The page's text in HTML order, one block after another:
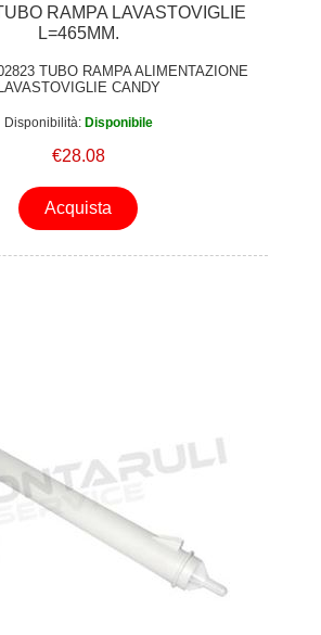
RAMPA LAVASTOVIGLIE
L=465MM.
TUBO RAMPA ALIMENTAZIONE
LAVASTOVIGLIE CANDY
Disponibilità: Disponibile
€28.08
Acquista